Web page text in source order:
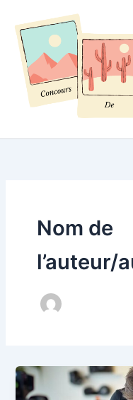
contenu
Nom de
l’auteur/